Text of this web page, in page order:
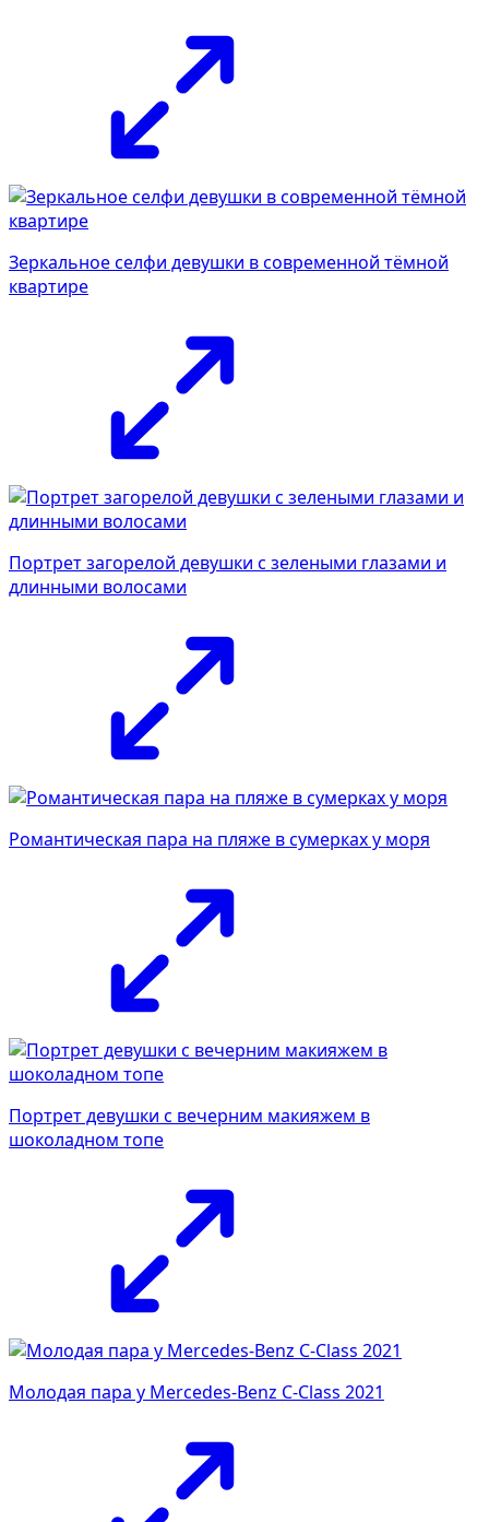
Зеркальное селфи девушки в современной тёмной
квартире
Портрет загорелой девушки с зелеными глазами и
длинными волосами
Романтическая пара на пляже в сумерках у моря
Портрет девушки с вечерним макияжем в
шоколадном топе
Молодая пара у Mercedes-Benz C-Class 2021